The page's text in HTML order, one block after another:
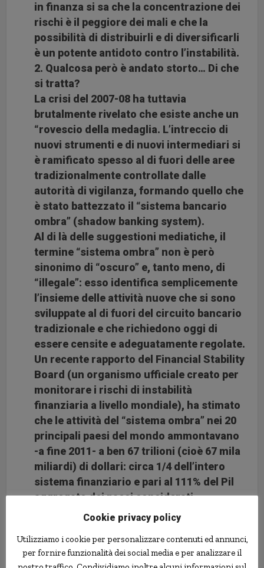
in finanza si sa che la concentrazione dei
rischi è il peggiore dei mali e che la
possibilità di distribuirli e di diversificarli
è un potente antidoto contro l’instabilità.
2. Qualcosa però è andato storto… Di che
si tratta?
La crisi del 2007-08 ha tuttavia
brutalmente rivelato che esiste anche un
“rovescio della medaglia. L’intreccio di
nuovi strumenti e di nuovi intermediari si
è ramificato spesso al di fuori delle aree
tradizionalmente controllate dalle
autorità di vigilanza, formando quello che
è stato battezzato il “sistema bancario
ombra” (shadow banking system).
Al di là delle suggestioni mediatiche, il
termine “sistema ombra” non è però
sinonimo di “oscuro” e, tanto meno, di
“illegale”: esso identifica semplicemente
l’insieme delle attività nuove che si sono
sviluppate al di fuori del circuito bancario
tradizionale e che richiedono oggi di
essere censite e adeguatamente regolate.
Un recente rapporto del Financial Stability
Board (un organismo ufficiale creato per
monitorare i rischi di instabilità
finanziaria a livello mondiale), ha stimato
che le attività del “sistema ombra” nei 20
principali paesi del mondo ammontavano
-a fine 2011- a ben 67 trilioni (cioè 67 mila
miliardi) di dollari: circa 1/4 dell’intero
sistema finanziario e pari al 111% del Pil
aggregato dei paesi considerati.
Il “sistema bancario ombra” è cioè
considerato una devianza: esso è ormai
una componente costitutiva
Cookie privacy policy
Utilizziamo i cookie per personalizzare contenuti ed annunci,
per fornire funzionalità dei social media e per analizzare il